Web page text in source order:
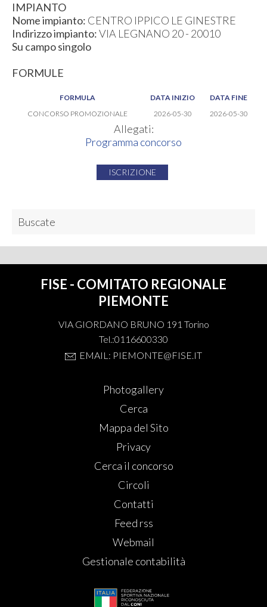
IMPIANTO
Nome impianto: CENTRO IPPICO LE GINESTRE
Indirizzo impianto:VIA LEGNANO 20 - 20010
Su campo singolo
FORMULE
FORMULA DATA INIZIO
DATA FINE
CONCORSO PROMOZIONALE
2026-05-30 2026-05-30
Allegati:
Programma concorso
ISCRIZIONE
Buscate
FISE - COMITATO REGIONALE
PIEMONTE
VIA GIORDANO BRUNO 191 Torino
Tel.:0116600330
EMAIL: PIEMONTE@FISE.IT
Photogallery
Cerca
Mappa del Sito
Privacy
Cerca il concorso
Circoli
Contatti
Feed rss
Webmail
Gestionale contabilità